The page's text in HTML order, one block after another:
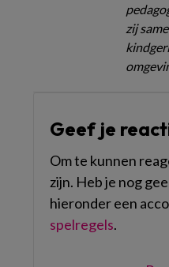
zij
Geef je
Om te kunnen
zijn. Heb je nog
hieronder een
spelregels.